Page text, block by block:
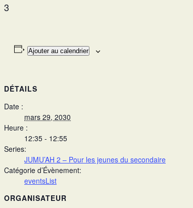
3
Ajouter au calendrier
DÉTAILS
Date :
mars 29, 2030
Heure :
12:35 - 12:55
Series:
JUMU’AH 2 – Pour les jeunes du secondaire
Catégorie d’Évènement:
eventsList
ORGANISATEUR